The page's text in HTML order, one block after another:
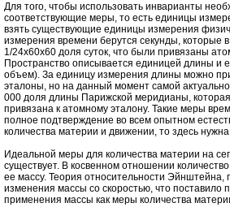
Для того, чтобы использовать инварианты
соответствующие меры, то есть единицы
взять существующие единицы измерения
измерения времени берутся секунды, которые
1/24х60х60 доля суток, что были привязаны
Пространство описывается единицей длины и
объем). За единицу измерения длины можно
эталоны, но на данный момент самой
000 доля длины Парижской меридианы,
привязана к атомному эталону. Такие меры
полное подтверждение во всем опытном
количества материи и движении, то здесь
Идеальной меры для количества материи на
существует. В косвенном отношении
ее массу. Теория относительности Эйнштейна,
изменения массы со скоростью, что поставило
применения массы как меры количества